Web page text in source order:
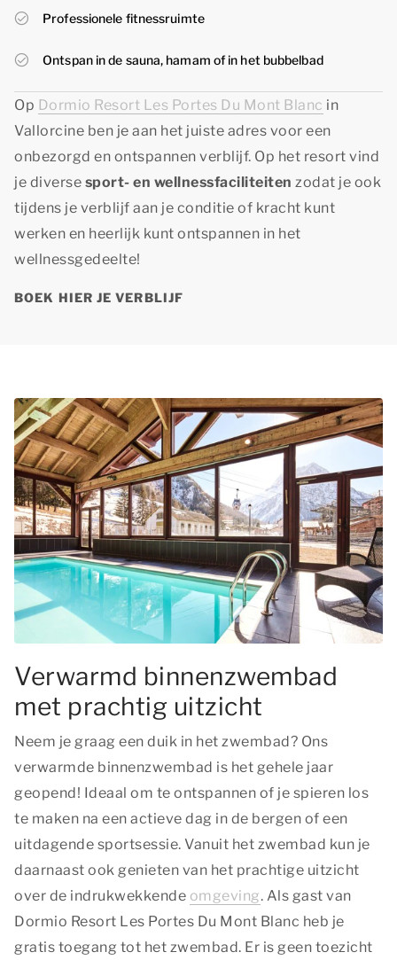
Professionele fitnessruimte
Ontspan in de sauna, hamam of in het bubbelbad
Op Dormio Resort Les Portes Du Mont Blanc in
Vallorcine ben je aan het juiste adres voor een
onbezorgd en ontspannen verblijf. Op het resort vind
je diverse sport- en wellnessfaciliteiten zodat je ook
tijdens je verblijf aan je conditie of kracht kunt
werken en heerlijk kunt ontspannen in het
wellnessgedeelte!
BOEK HIER JE VERBLIJF
Verwarmd binnenzwembad
met prachtig uitzicht
Neem je graag een duik in het zwembad? Ons
verwarmde binnenzwembad is het gehele jaar
geopend! Ideaal om te ontspannen of je spieren los
te maken na een actieve dag in de bergen of een
uitdagende sportsessie. Vanuit het zwembad kun je
daarnaast ook genieten van het prachtige uitzicht
over de indrukwekkende omgeving. Als gast van
Dormio Resort Les Portes Du Mont Blanc heb je
gratis toegang tot het zwembad. Er is geen toezicht